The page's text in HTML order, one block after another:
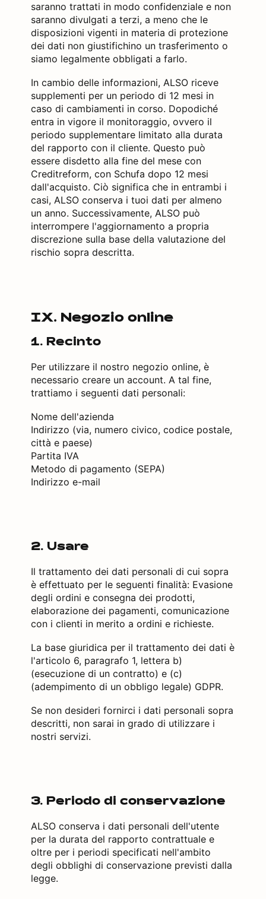
saranno trattati in modo confidenziale e non
saranno divulgati a terzi, a meno che le
disposizioni vigenti in materia di protezione
dei dati non giustifichino un trasferimento o
siamo legalmente obbligati a farlo.
In cambio delle informazioni, ALSO riceve
supplementi per un periodo di 12 mesi in
caso di cambiamenti in corso. Dopodiché
entra in vigore il monitoraggio, ovvero il
periodo supplementare limitato alla durata
del rapporto con il cliente. Questo può
essere disdetto alla fine del mese con
Creditreform, con Schufa dopo 12 mesi
dall'acquisto. Ciò significa che in entrambi i
casi, ALSO conserva i tuoi dati per almeno
un anno. Successivamente, ALSO può
interrompere l'aggiornamento a propria
discrezione sulla base della valutazione del
rischio sopra descritta.
IX. Negozio online
1. Recinto
Per utilizzare il nostro negozio online, è
necessario creare un account. A tal fine,
trattiamo i seguenti dati personali:
Nome dell'azienda
Indirizzo (via, numero civico, codice postale,
città e paese)
Partita IVA
Metodo di pagamento (SEPA)
Indirizzo e-mail
2. Usare
Il trattamento dei dati personali di cui sopra
è effettuato per le seguenti finalità: Evasione
degli ordini e consegna dei prodotti,
elaborazione dei pagamenti, comunicazione
con i clienti in merito a ordini e richieste.
La base giuridica per il trattamento dei dati è
l'articolo 6, paragrafo 1, lettera b)
(esecuzione di un contratto) e (c)
(adempimento di un obbligo legale) GDPR.
Se non desideri fornirci i dati personali sopra
descritti, non sarai in grado di utilizzare i
nostri servizi.
3. Periodo di conservazione
ALSO conserva i dati personali dell'utente
per la durata del rapporto contrattuale e
oltre per i periodi specificati nell'ambito
degli obblighi di conservazione previsti dalla
legge.